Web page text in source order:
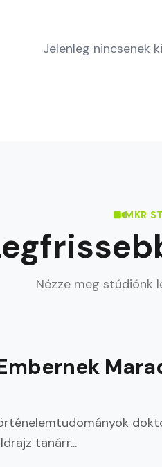
Jelenleg nincsenek
MKR
Nézze meg stúdiónk
tanárr...